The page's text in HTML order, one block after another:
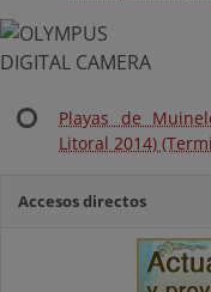
Playas de
Litoral 2014)
Accesos directos